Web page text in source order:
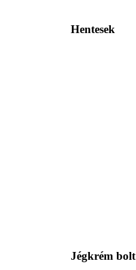
Hentesek
Jégkrém bolt